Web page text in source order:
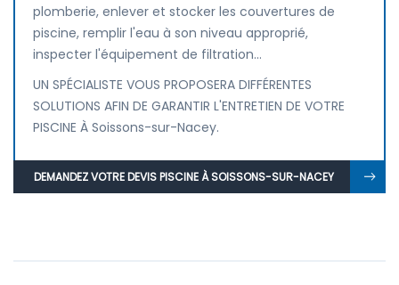
plomberie, enlever et stocker les couvertures de
piscine, remplir l'eau à son niveau approprié,
inspecter l'équipement de filtration...
UN SPÉCIALISTE VOUS PROPOSERA DIFFÉRENTES
SOLUTIONS AFIN DE GARANTIR L'ENTRETIEN DE VOTRE
PISCINE À Soissons-sur-Nacey.
DEMANDEZ VOTRE DEVIS PISCINE À SOISSONS-SUR-NACEY